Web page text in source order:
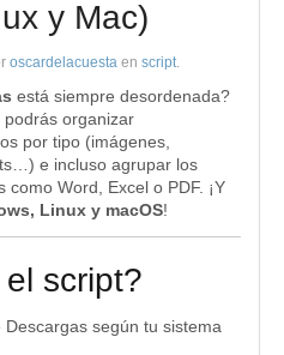
y Mac)
oscardelacuesta en script.
está siempre desordenada?
organizar
por tipo (imágenes,
e incluso agrupar los
Word, Excel o PDF. ¡Y
Linux y macOS!
script?
según tu sistema